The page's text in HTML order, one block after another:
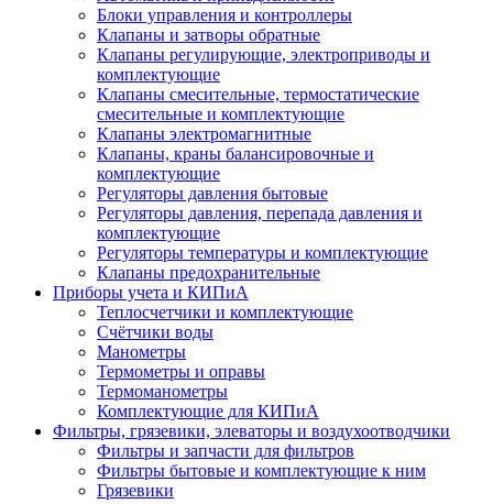
Блоки управления и контроллеры
Клапаны и затворы обратные
Клапаны регулирующие, электроприводы и
комплектующие
Клапаны смесительные, термостатические
смесительные и комплектующие
Клапаны электромагнитные
Клапаны, краны балансировочные и
комплектующие
Регуляторы давления бытовые
Регуляторы давления, перепада давления и
комплектующие
Регуляторы температуры и комплектующие
Клапаны предохранительные
Приборы учета и КИПиА
Теплосчетчики и комплектующие
Счётчики воды
Манометры
Термометры и оправы
Термоманометры
Комплектующие для КИПиА
Фильтры, грязевики, элеваторы и воздухоотводчики
Фильтры и запчасти для фильтров
Фильтры бытовые и комплектующие к ним
Грязевики